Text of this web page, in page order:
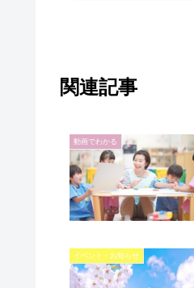
関連記事
動画でわかる
イベント・お知らせ